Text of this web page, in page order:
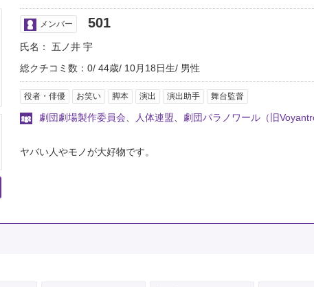
メンバー 501
氏名： 五ノ井 宇
総クチコミ数：0 44歳 10月18日生 男性
役者・俳優 お笑い 脚本 演出 演出助手 舞台監督
劇団劇場製作委員会 人体連盟 劇団パラノワール（旧
ヤバい人やモノが大好物です。